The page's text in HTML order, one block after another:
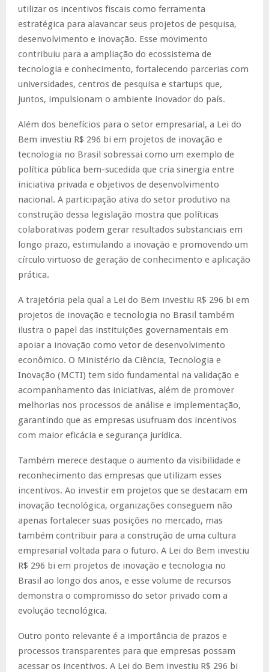
utilizar os incentivos fiscais como ferramenta
estratégica para alavancar seus projetos de pesquisa,
desenvolvimento e inovação. Esse movimento
contribuiu para a ampliação do ecossistema de
tecnologia e conhecimento, fortalecendo parcerias com
universidades, centros de pesquisa e startups que,
juntos, impulsionam o ambiente inovador do país.
Além dos benefícios para o setor empresarial, a Lei do
Bem investiu R$ 296 bi em projetos de inovação e
tecnologia no Brasil sobressai como um exemplo de
política pública bem-sucedida que cria sinergia entre
iniciativa privada e objetivos de desenvolvimento
nacional. A participação ativa do setor produtivo na
construção dessa legislação mostra que políticas
colaborativas podem gerar resultados substanciais em
longo prazo, estimulando a inovação e promovendo um
círculo virtuoso de geração de conhecimento e aplicação
prática.
A trajetória pela qual a Lei do Bem investiu R$ 296 bi em
projetos de inovação e tecnologia no Brasil também
ilustra o papel das instituições governamentais em
apoiar a inovação como vetor de desenvolvimento
econômico. O Ministério da Ciência, Tecnologia e
Inovação (MCTI) tem sido fundamental na validação e
acompanhamento das iniciativas, além de promover
melhorias nos processos de análise e implementação,
garantindo que as empresas usufruam dos incentivos
com maior eficácia e segurança jurídica.
Também merece destaque o aumento da visibilidade e
reconhecimento das empresas que utilizam esses
incentivos. Ao investir em projetos que se destacam em
inovação tecnológica, organizações conseguem não
apenas fortalecer suas posições no mercado, mas
também contribuir para a construção de uma cultura
empresarial voltada para o futuro. A Lei do Bem investiu
R$ 296 bi em projetos de inovação e tecnologia no
Brasil ao longo dos anos, e esse volume de recursos
demonstra o compromisso do setor privado com a
evolução tecnológica.
Outro ponto relevante é a importância de prazos e
processos transparentes para que empresas possam
acessar os incentivos. A Lei do Bem investiu R$ 296 bi